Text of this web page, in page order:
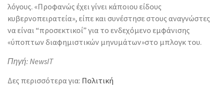
λόγους. «Προφανώς έχει γίνει κάποιου είδους
κυβερνοπειρατεία», είπε και συνέστησε στους αναγνώστες
να είναι “προσεκτικοί” για το ενδεχόμενο εμφάνισης
«ύποπτων διαφημιστικών μηνυμάτων»στο μπλογκ του.
Πηγή: NewsIT
Δες περισσότερα για: Πολιτική